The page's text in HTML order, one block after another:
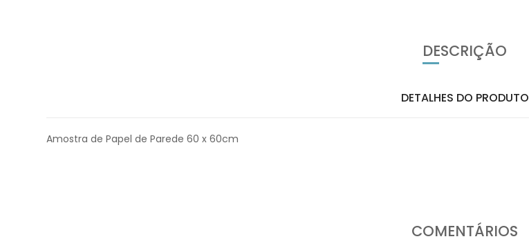
DESCRIÇÃO
DETALHES DO PRODUTO
Amostra de Papel de Parede 60 x 60cm
COMENTÁRIOS